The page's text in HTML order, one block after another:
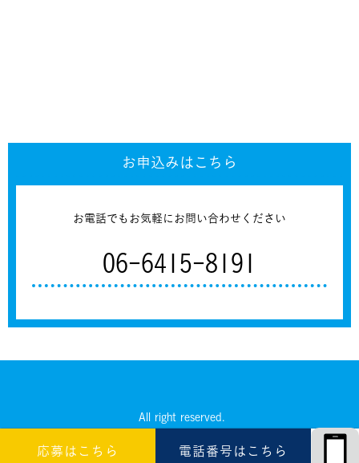
応募はこちら 電話番号はこちら
お申込みはこちら
お電話でもお気軽にお問い合わせください
06-6415-8191
All right reserved.